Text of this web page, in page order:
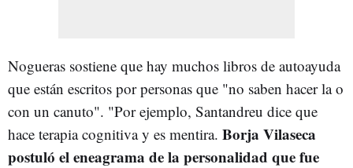
Nogueras sostiene que hay muchos libros de autoayuda
que están escritos por personas que "no saben hacer la o
con un canuto". "Por ejemplo, Santandreu dice que
hace terapia cognitiva y es mentira. Borja Vilaseca
postuló el eneagrama de la personalidad que fue